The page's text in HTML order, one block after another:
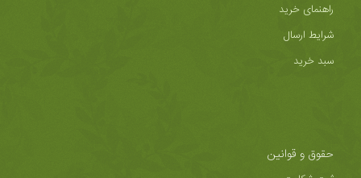
راهنمای خرید
شرایط ارسال
سبد خرید
حقوق و قوانین